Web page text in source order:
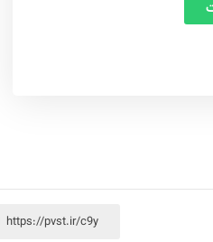
https://pvst.ir/c9y